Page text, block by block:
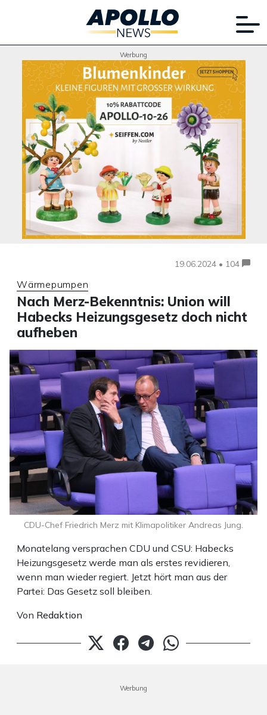
Werbung
19.06.2024 • 104
Wärmepumpen
Nach Merz-Bekenntnis: Union will
Habecks Heizungsgesetz doch nicht
aufheben
Monatelang versprachen CDU und CSU: Habecks
Heizungsgesetz werde man als erstes revidieren,
wenn man wieder regiert. Jetzt hört man aus der
Partei: Das Gesetz soll bleiben.
Von Redaktion
CDU-Chef Friedrich Merz mit Klimapolitiker Andreas Jung.
Werbung